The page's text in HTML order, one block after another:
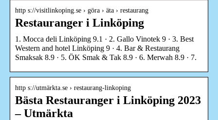
http s://visitlinkoping.se › göra › äta › restaurang
Restauranger i Linköping
1. Mocca deli Linköping 9.1 · 2. Gallo Vinotek 9 · 3. Best
Western and hotel Linköping 9 · 4. Bar & Restaurang
Smaksak 8.9 · 5. ÖK Smak & Tak 8.9 · 6. Merwah 8.9 · 7.
http s://utmärkta.se › restaurang-linkoping
Bästa Restauranger i Linköping 2023
– Utmärkta